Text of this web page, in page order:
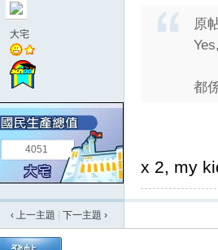
大宅
4051
原
都
x 2, my
‹ 上一主題 下一主題 ›